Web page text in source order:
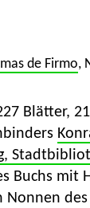
de Firmo,
Blätter,
Buchs mit
Nonnen des